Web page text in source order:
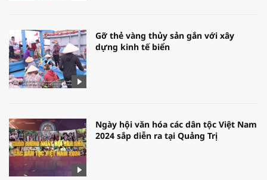
Gỡ thẻ vàng thủy sản gắn với xây
dựng kinh tế biển
Ngày hội văn hóa các dân tộc Việt Nam
2024 sắp diễn ra tại Quảng Trị